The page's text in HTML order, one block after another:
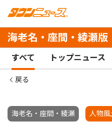
海老名・座間・綾瀬版
すべて トップニュース
戻る
海老名・座間・綾瀬 人物